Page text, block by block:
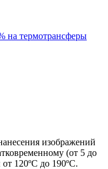
на термотрансферы
изображений
(от 5 до
120ºС до 190ºС.